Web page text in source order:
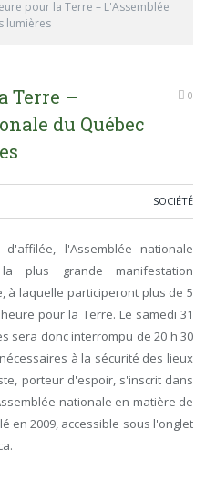
pour la Terre – L'Assemblée
lumières
Terre –
du Québec
0
SOCIÉTÉ
l'Assemblée nationale
plus grande manifestation
à laquelle participeront plus de 5
pour la Terre. Le samedi 31
sera donc interrompu de 20 h 30
à la sécurité des lieux
porteur d'espoir, s'inscrit dans
nationale en matière de
en 2009, accessible sous l'onglet